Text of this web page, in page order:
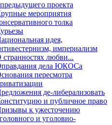
проекта
мероприятия
толка
идея,
империализм
странностях любви...
дела ЮКОСа
пересмотра
де-либерализовать
и публичное право
к ужесточению
и уголовно-